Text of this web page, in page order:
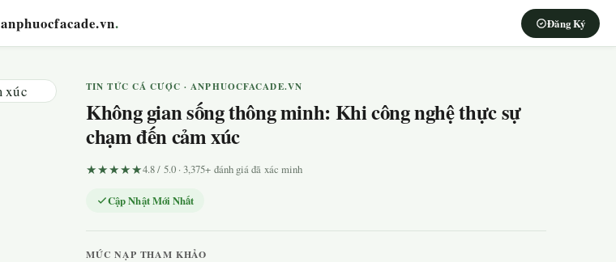
anphuocfacade.vn. Đăng Ký
TIN TỨC CÁ CƯỢC · ANPHUOCFACADE.VN
Không gian sống thông minh: Khi công nghệ thực sự
chạm đến cảm xúc
★★★★★4.8 / 5.0 · 3,375+ đánh giá đã xác minh
Cập Nhật Mới Nhất
MỨC NẠP THAM KHẢO